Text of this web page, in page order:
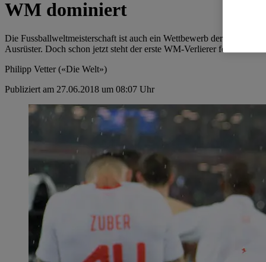
WM dominiert
Die Fussballweltmeisterschaft ist auch ein Wettbewerb der
Ausrüster. Doch schon jetzt steht der erste WM-Verlierer fest.
Philipp Vetter («Die Welt»)
Publiziert am 27.06.2018 um 08:07 Uhr